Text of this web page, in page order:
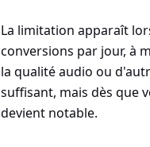
La limitation apparaît
conversions par jour, à
la qualité audio ou
suffisant, mais dès que
devient notable.